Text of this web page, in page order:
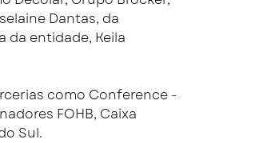
Dantas, da
da entidade, Keila
como Conference -
FOHB, Caixa
Sul.